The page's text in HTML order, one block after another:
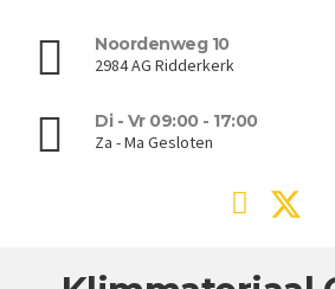
Noordenweg 10
2984 AG Ridderkerk
Di - Vr 09:00 - 17:00
Za - Ma Gesloten